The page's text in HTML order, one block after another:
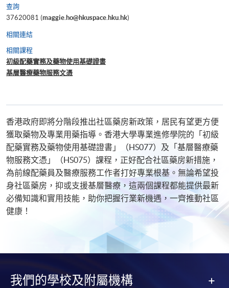
查詢
37620081 (maggie.ho@hkuspace.hku.hk)
相關連結
相關課程
初級配藥實務及藥物使用基礎證書
基層醫療藥物服務文憑
香港政府即將分階段推出社區藥房新政策，居民有望更方便
獲取藥物及專業用藥指導。香港大學專業進修學院的「初級
配藥實務及藥物使用基礎證書」（HS077）及「基層醫療藥
物服務文憑」（HS075）課程，正好配合社區藥房新措施，
為前線配藥員及醫療服務工作者打好專業根基。無論希望投
身社區藥房，抑或支援基層醫療，這兩個課程都能提供最新
必備知識和實用技能，助你把握行業新機遇，一齊推動社區
健康！
我們的學校及附屬機構